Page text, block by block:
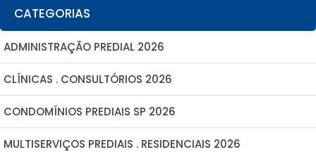
CATEGORIAS
ADMINISTRAÇÃO PREDIAL 2026
CLÍNICAS . CONSULTÓRIOS 2026
CONDOMÍNIOS PREDIAIS SP 2026
MULTISERVIÇOS PREDIAIS . RESIDENCIAIS 2026